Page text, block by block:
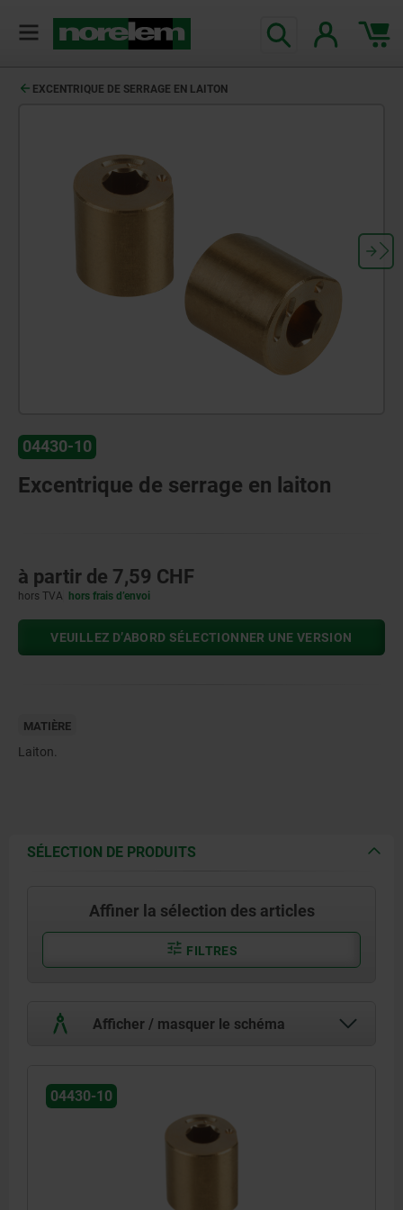
EXCENTRIQUE DE SERRAGE EN LAITON
04430-10
Excentrique de serrage en laiton
à partir de 7,59 CHF
hors TVA hors frais d’envoi
VEUILLEZ D’ABORD SÉLECTIONNER UNE VERSION
MATIÈRE
Laiton.
SÉLECTION DE PRODUITS
Affiner la sélection des articles
FILTRES
Afficher / masquer le schéma
04430-10